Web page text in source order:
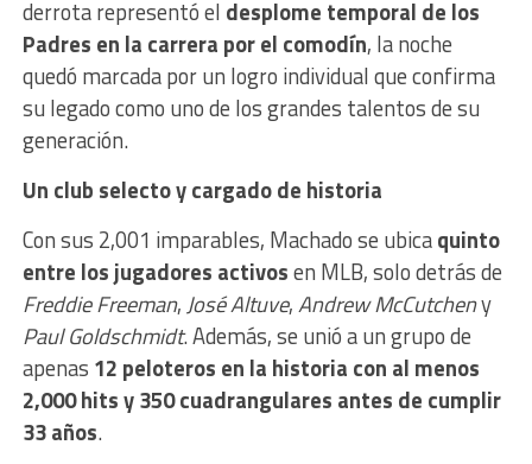
derrota representó el desplome temporal de los
Padres en la carrera por el comodín, la noche
quedó marcada por un logro individual que confirma
su legado como uno de los grandes talentos de su
generación.
Un club selecto y cargado de historia
Con sus 2,001 imparables, Machado se ubicaquinto
entre los jugadores activosen MLB, solo detrás de
Freddie Freeman,José Altuve,Andrew McCutcheny
Paul Goldschmidt. Además, se unió a un grupo de
apenas 12 peloteros en la historia con al menos
2,000 hits y 350 cuadrangulares antes de cumplir
33 años.